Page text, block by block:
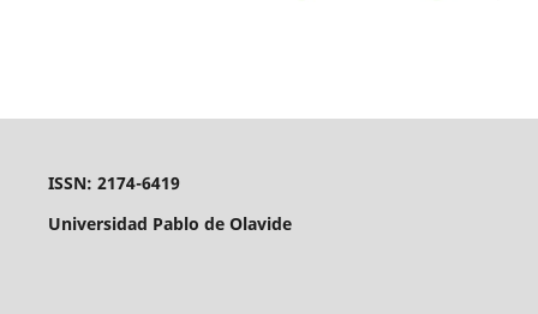
ISSN: 2174-6419
Universidad Pablo de Olavide